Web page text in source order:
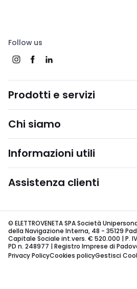
Follow us
Prodotti e servizi
Chi siamo
Informazioni utili
Assistenza clienti
© ELETTROVENETA SPA Società
della Navigazione Interna, 48 - 35129
Capitale Sociale int.vers. € 520.000 | P.
PD n. 248977 | Registro Imprese di
Privacy PolicyCookies policyGestisci